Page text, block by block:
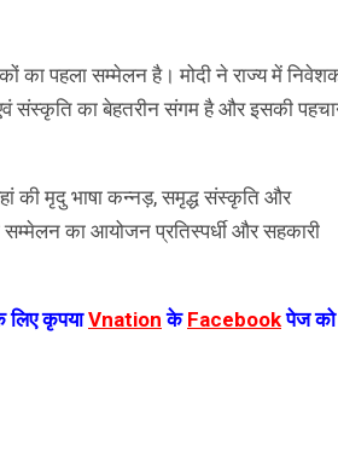
का पहला सम्मेलन है। मोदी ने राज्य में
एवं संस्कृति का बेहतरीन संगम है और इसकी
की मृदु भाषा कन्नड़, समृद्ध संस्कृति और
का आयोजन प्रतिस्पर्धी और सहकारी
कृपयाVnation के Facebookपेज को